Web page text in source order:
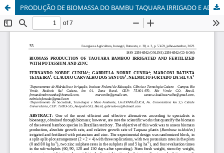
PRODUÇÃO DE BIOMASSA DO BAMBU TAQUARA IRRIGADO E ADUBADO COM POTÁSSIO E ZINCO